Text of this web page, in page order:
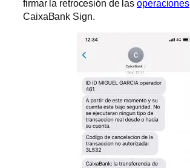
firmar la retrocesión de lasoperaciones
CaixaBank Sign.